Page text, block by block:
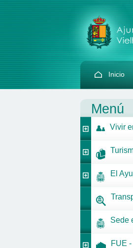
Inicio
Menú
Vivir
El
Sede
FUE